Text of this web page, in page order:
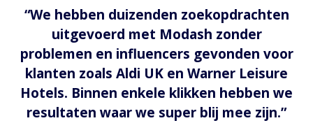
“We hebben duizenden zoekopdrachten
uitgevoerd met Modash zonder
problemen en influencers gevonden voor
klanten zoals Aldi UK en Warner Leisure
Hotels. Binnen enkele klikken hebben we
resultaten waar we super blij mee zijn.”